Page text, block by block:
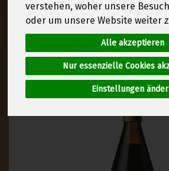
verstehen, woher unsere
oder um unsere Website weiter
Alle akzeptieren
Nur essenzielle Cookies
Einstellungen
Hersteller Ernährung